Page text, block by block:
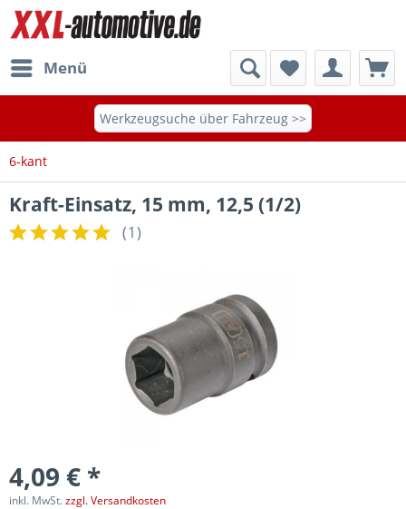
Menü
Werkzeugsuche über Fahrzeug >>
6-kant
Kraft-Einsatz, 15 mm, 12,5 (1/2)
(1)
4,09 € *
inkl. MwSt.zzgl. Versandkosten